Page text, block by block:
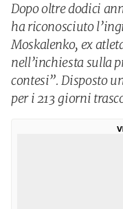
Dopo oltre dodici
ha riconosciuto
Moskalenko, ex
nell’inchiesta sulla
contesi”. Disposto
per i 213 giorni